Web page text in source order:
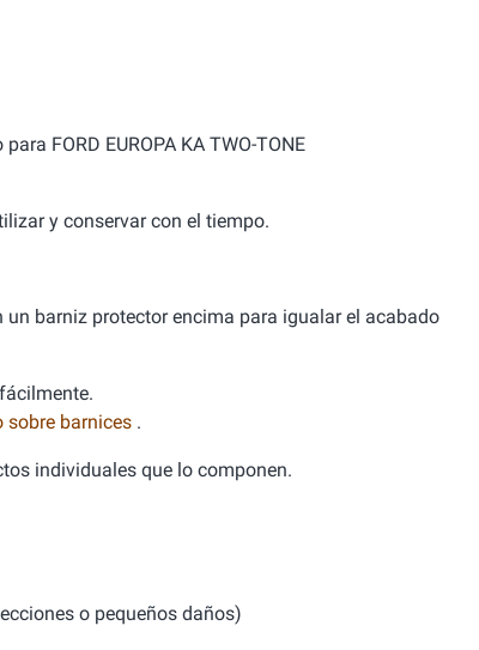
FORD EUROPA KA TWO-TONE
y conservar con el tiempo.
un barniz protector encima para igualar el acabado
sobre barnices .
individuales que lo componen.
o pequeños daños)